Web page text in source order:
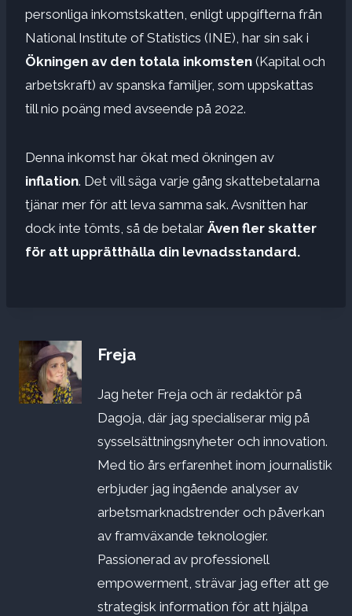
personliga inkomstskatten, enligt uppgifterna från
National Institute of Statistics (INE), har sin sak i
Ökningen av den totala inkomsten (Kapital och
arbetskraft) av spanska familjer, som uppskattas
till nio poäng med avseende på 2022.
Denna inkomst har ökat med ökningen av
inflation. Det vill säga varje gång skattebetalarna
tjänar mer för att leva samma sak. Avsnitten har
dock inte tömts, så de betalar Även fler skatter
för att upprätthålla din levnadsstandard.
Freja
Jag heter Freja och är redaktör på
Dagoja, där jag specialiserar mig på
sysselsättningsnyheter och innovation.
Med tio års erfarenhet inom journalistik
erbjuder jag ingående analyser av
arbetsmarknadstrender och påverkan
av framväxande teknologier.
Passionerad av professionell
empowerment, strävar jag efter att ge
strategisk information för att hjälpa